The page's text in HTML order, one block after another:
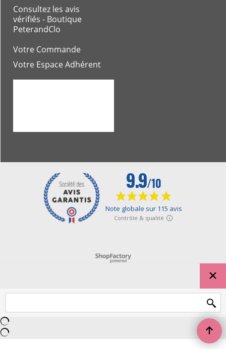
Consultez les avis
vérifiés - Boutique
PeterandClo
Votre Commande
Votre Espace Adhérent
Boutique en ligne créés avec le logiciel eCommerce ShopFactory